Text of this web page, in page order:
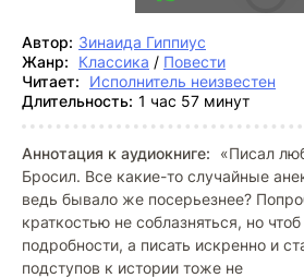
Автор: Зинаида Гиппиус
Жанр:
Классика / Повести
Читает:
Исполнитель неизвестен
Длительность: 1 час 57 минут
Аннотация к аудиокниге:
«Писал
Бросил. Все какие-то случайные
ведь бывало же посерьезнее?
краткостью не соблазняться, но
подробности, а писать искренно и
подступов к истории тоже не